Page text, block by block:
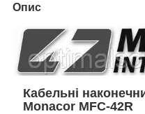
Опис
Кабельні
Monacor MFC-42R